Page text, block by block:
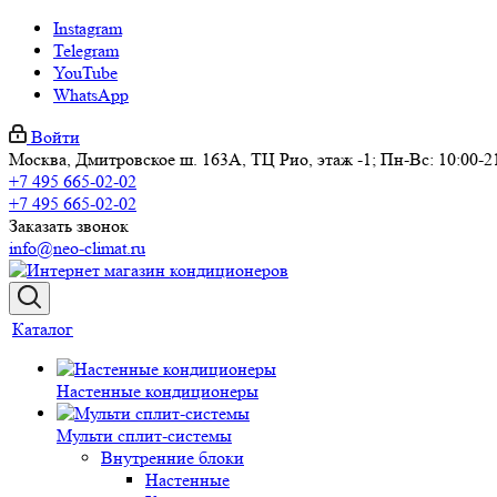
Instagram
Telegram
YouTube
WhatsApp
Войти
Москва, Дмитровское ш. 163А, ТЦ Рио, этаж -1; Пн-Вс: 10:00-
+7 495 665-02-02
+7 495 665-02-02
Заказать звонок
info@neo-climat.ru
Каталог
Настенные кондиционеры
Мульти сплит-системы
Внутренние блоки
Настенные